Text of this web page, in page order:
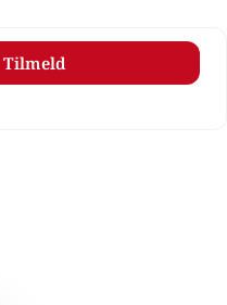
Tilmeld